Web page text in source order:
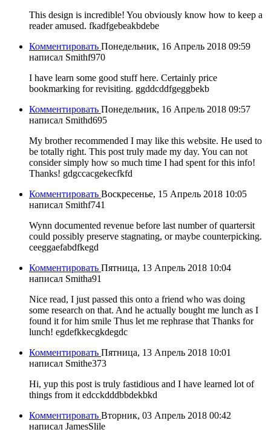
This design is incredible! You obviously know how to keep a
reader amused. fkadfgebeakbdebe
Комментировать Понедельник, 16 Апрель 2018 09:59
написал Smithf970
I have learn some good stuff here. Certainly price
bookmarking for revisiting. ggddcddfgeggbekb
Комментировать Понедельник, 16 Апрель 2018 09:57
написал Smithd695
My brother recommended I may like this website. He used to
be totally right. This post truly made my day. You can not
consider simply how so much time I had spent for this info!
Thanks! gdgccacgekecfkfd
Комментировать Воскресенье, 15 Апрель 2018 10:05
написал Smithf741
Wynn documented revenue before last number of quartersit
could possibly preserve stagnating, or maybe counterpicking.
ceeggaefabdfkegd
Комментировать Пятница, 13 Апрель 2018 10:04
написал Smitha91
Nice read, I just passed this onto a friend who was doing
some research on that. And he actually bought me lunch as I
found it for him smile Thus let me rephrase that Thanks for
lunch! egdefkkecgkdegdc
Комментировать Пятница, 13 Апрель 2018 10:01
написал Smithe373
Hi, yup this post is truly fastidious and I have learned lot of
things from it edcckdddbbdekbkd
Комментировать Вторник, 03 Апрель 2018 00:42
написал JamesSlile